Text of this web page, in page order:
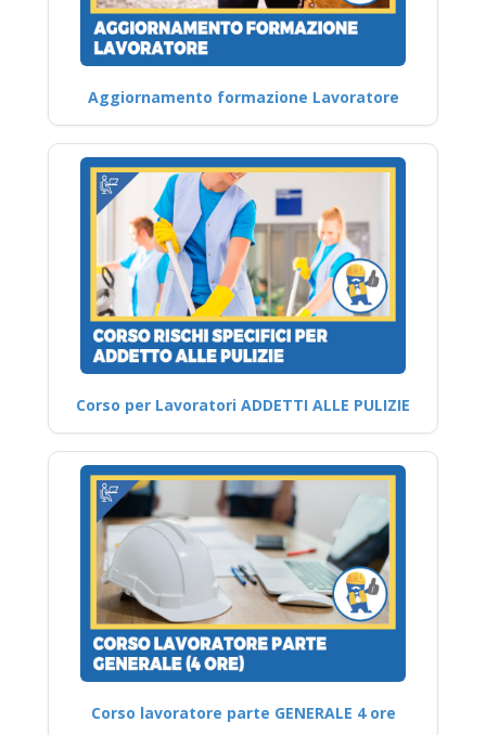
Aggiornamento formazione Lavoratore
Corso per Lavoratori ADDETTI ALLE PULIZIE
Corso lavoratore parte GENERALE 4 ore